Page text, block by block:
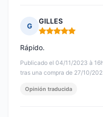
G
GILLES
Nota: 5 de 5
Publicado el 04/11/2023 à
tras una compra de 27/10/
Rápido.
Opinión traducida